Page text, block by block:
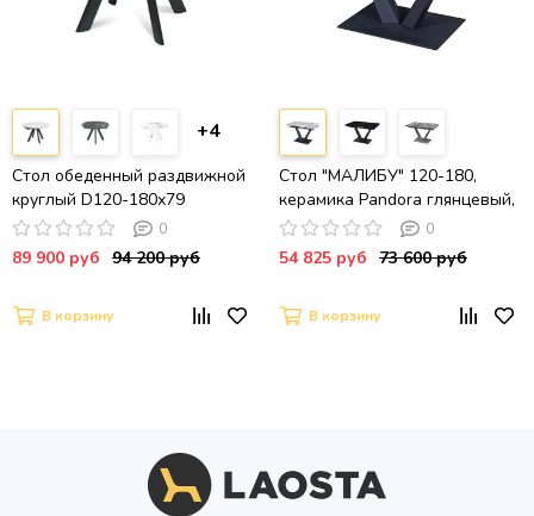
+4
Стол обеденный раздвижной
круглый D120-180х79
столешница керамика / Snow
Mountain, матовая / черный
0
89 900 руб 94 200 руб
В корзину
Стол "МАЛИБУ" 120-180,
керамика Pandora глянцевый,
R-6, опоры черный муар
0
54 825 руб 73 600 руб
В корзину